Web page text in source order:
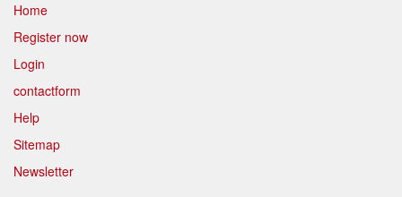
Home
Register now
Login
contactform
Help
Sitemap
Newsletter